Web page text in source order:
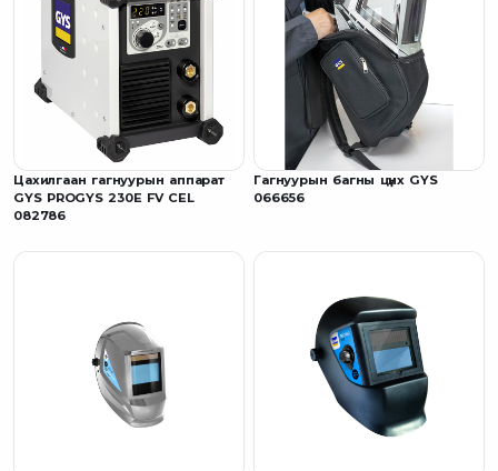
Цахилгаан гагнуурын аппарат
GYS PROGYS 230E FV CEL
082786
Гагнуурын багны цүнх GYS
066656